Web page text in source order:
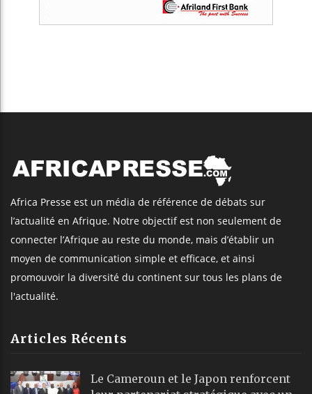
Africa Presse est un média de référence de débats sur
l’actualité en Afrique. Notre objectif est non seulement de
connecter l’Afrique au reste du monde, mais d’établir un
moyen de communication simple et efficace, et ainsi
promouvoir la diversité du continent sur tous les plans de
l'actualité.
Articles Récents
Le Cameroun et le Japon renforcent